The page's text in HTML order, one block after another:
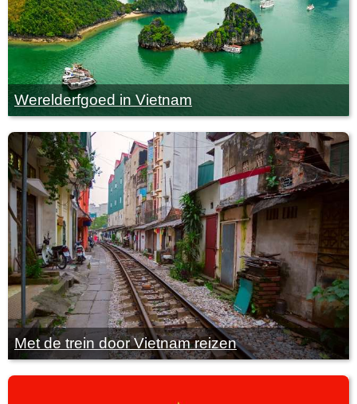
Werelderfgoed in Vietnam
Met de trein door Vietnam reizen